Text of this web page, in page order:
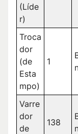
(Líde
r)
Troca
dor
(de
Esta
mpo)
1
Varre
dor
de
138